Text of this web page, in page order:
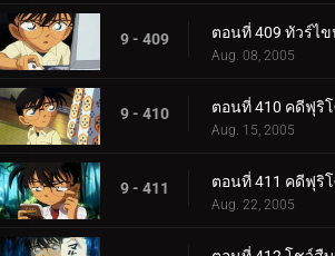
9 - 409
Aug. 08, 2005
9 - 410
Aug. 15, 2005
9 - 411
Aug. 22, 2005